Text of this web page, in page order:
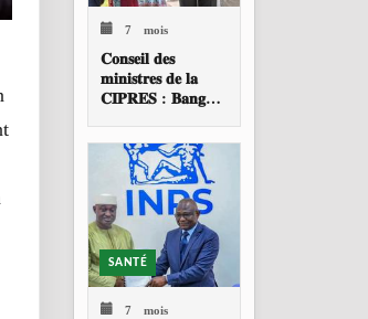
7 mois
𝐂𝐨𝐧𝐬𝐞𝐢𝐥 𝐝𝐞𝐬
𝐦𝐢𝐧𝐢𝐬𝐭𝐫𝐞𝐬 𝐝𝐞 𝐥𝐚
𝐂𝐈𝐏𝐑𝐄𝐒 : 𝐁𝐚𝐧𝐠𝐮𝐢
𝐬𝐞𝐬𝐬𝐢𝐨𝐧 𝐨𝐫𝐝𝐢𝐧𝐚𝐢𝐫𝐞
SANTÉ
7 mois